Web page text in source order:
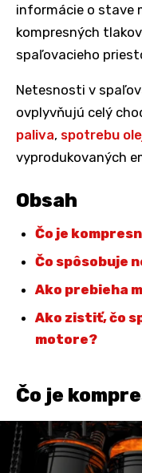
informácie o stave
kompresných
spaľovacieho
Netesnosti v
ovplyvňujú celý
paliva, spotrebu
vyprodukovaných
Obsah
Čo je
Čo spôsobuje
Ako prebieha
Ako zistiť, čo
motore?
Čo je